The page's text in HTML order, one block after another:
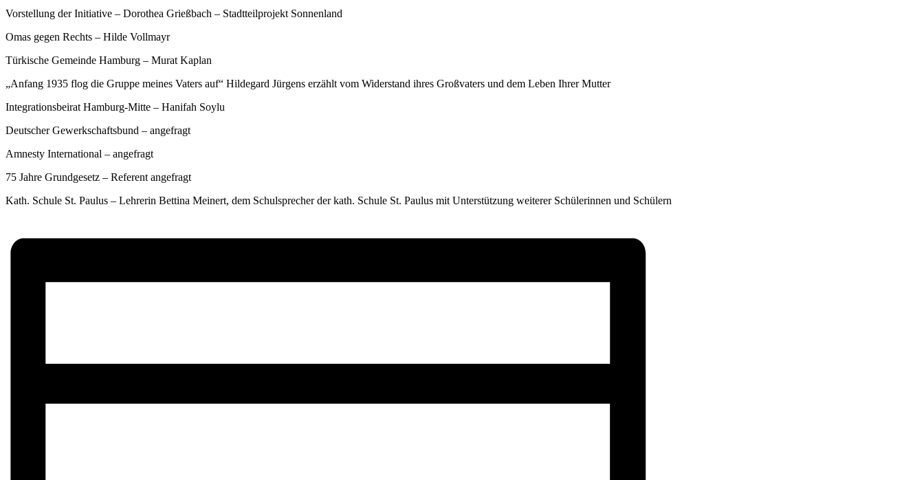
Vorstellung der Initiative – Dorothea Grießbach – Stadtteilprojekt Sonnenland
Omas gegen Rechts – Hilde Vollmayr
Türkische Gemeinde Hamburg – Murat Kaplan
„Anfang 1935 flog die Gruppe meines Vaters auf“ Hildegard Jürgens erzählt vom Widerstand ihres Großvaters und dem Leben Ihrer Mutter
Integrationsbeirat Hamburg-Mitte – Hanifah Soylu
Deutscher Gewerkschaftsbund – angefragt
Amnesty International – angefragt
75 Jahre Grundgesetz – Referent angefragt
Kath. Schule St. Paulus – Lehrerin Bettina Meinert, dem Schulsprecher der kath. Schule St. Paulus mit Unterstützung weiterer Schülerinnen und Schülern